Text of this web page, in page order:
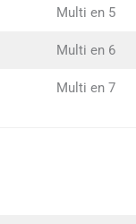
Multi en 5
Multi en 6
Multi en 7